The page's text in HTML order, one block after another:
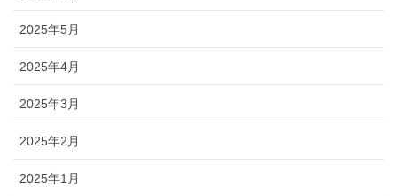
2025年5月
2025年4月
2025年3月
2025年2月
2025年1月